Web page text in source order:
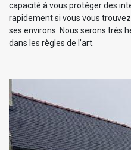
capacité à vous protéger des
rapidement si vous vous
ses environs. Nous serons très
dans les règles de l’art.